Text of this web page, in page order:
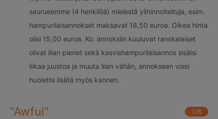
seurueemme (4 henkilöä) mielestä ylihinnoiteltuja, esim.
hampurilaisannokset maksavat 18,50 euroa. Oikea hinta
olisi 15,00 euroa. Ko. annoksiin kuuluvat ranskalaiset
olivat liian pienet sekä kasvishampurilaisannos sisälsi
liikaa juustoa ja muuta liian vähän, annokseen voisi
huoletta lisätä myös kannen.
"Awful" 1/6